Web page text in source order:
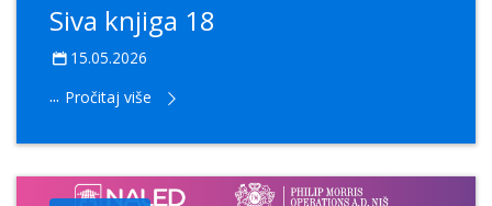
Siva knjiga 18
15.05.2026
... Pročitaj više